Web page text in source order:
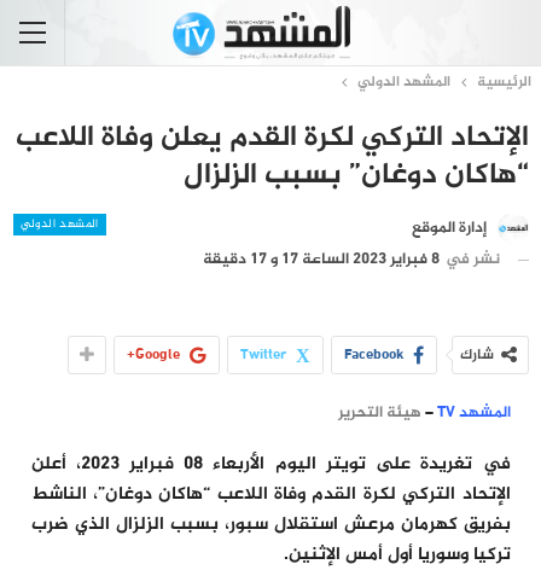
الرئيسية المشهد الدولي
الإتحاد التركي لكرة القدم يعلن وفاة اللاعب
“هاكان دوغان” بسبب الزلزال
المشهد الدولي
إدارة الموقع
نشر في 8 فبراير 2023 الساعة 17 و 17 دقيقة
شارك Facebook
Twitter
Google+
المشهد TV –هيئة التحرير
في تغريدة على تويتر اليوم الأربعاء 08 فبراير 2023، أعلن
الإتحاد التركي لكرة القدم وفاة اللاعب “هاكان دوغان”، الناشط
بفريق كهرمان مرعش استقلال سبور، بسبب الزلزال الذي ضرب
تركيا وسوريا أول أمس الإثنين.